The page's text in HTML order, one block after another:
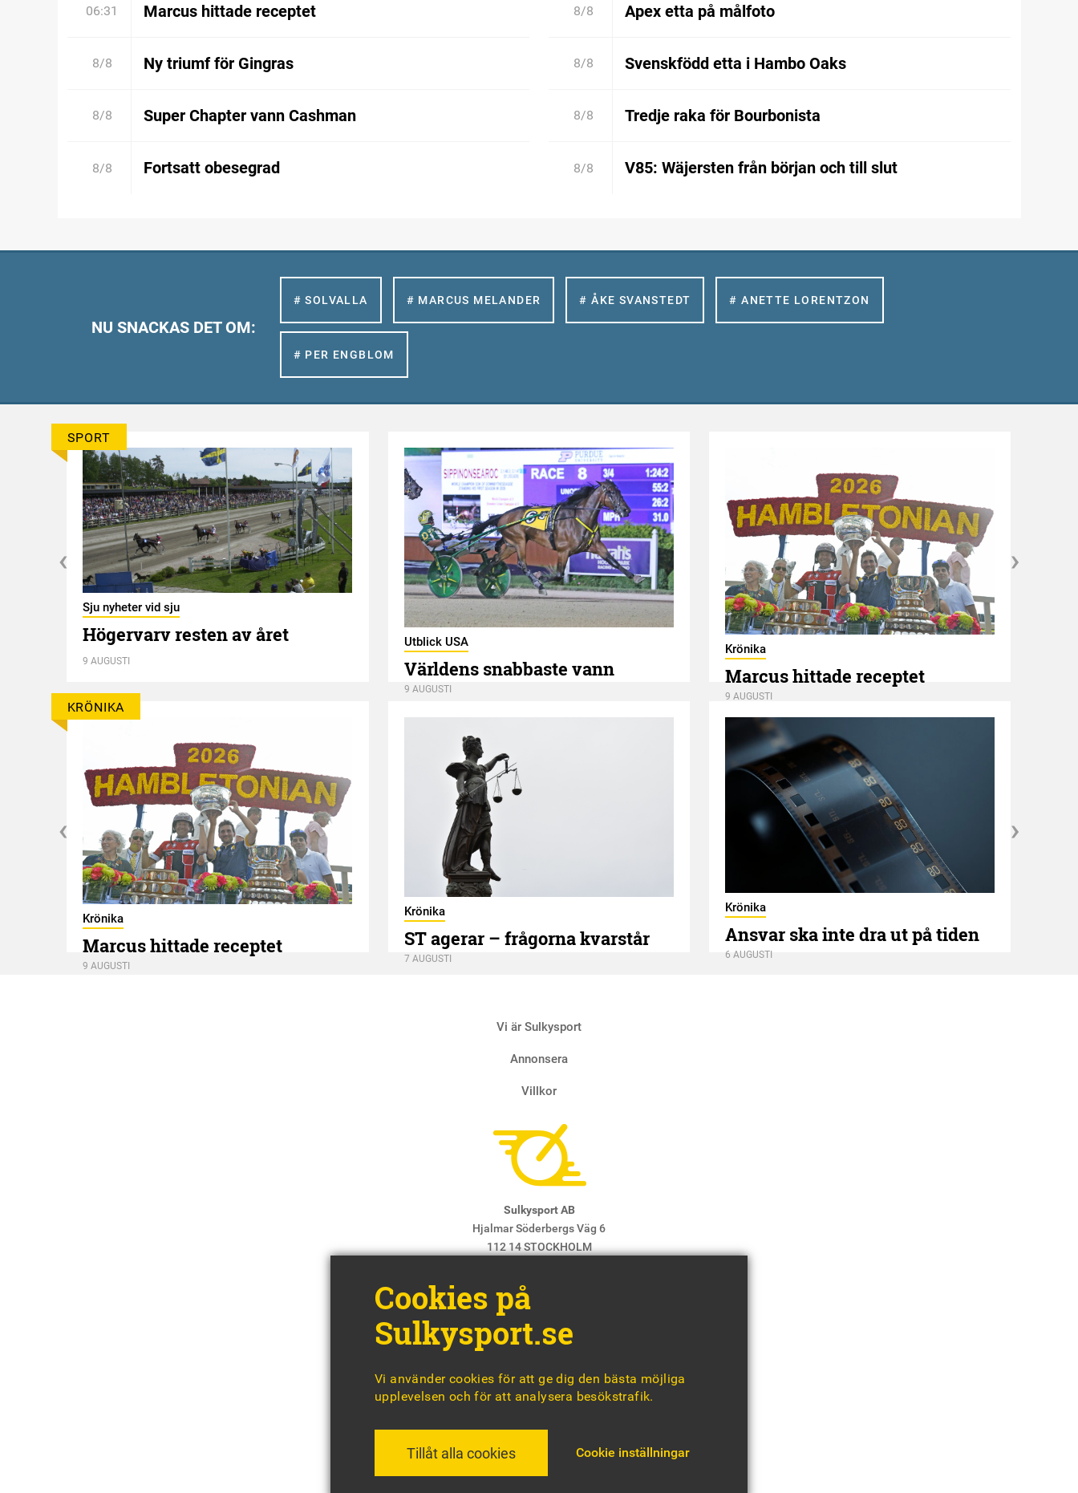
06:31 Marcus hittade receptet 8/8 Apex etta på målfoto
8/8 Ny triumf för Gingras 8/8 Svenskfödd etta i Hambo Oaks
8/8 Super Chapter vann Cashman 8/8 Tredje raka för Bourbonista
8/8 Fortsatt obesegrad 8/8 V85: Wäjersten från början och till slut
NU SNACKAS DET OM:
# SOLVALLA # MARCUS MELANDER # ÅKE SVANSTEDT # ANETTE LORENTZON
# PER ENGBLOM
SPORT
Sju nyheter vid sju
Högervarv resten av året
9 AUGUSTI
Utblick USA
Världens snabbaste vann
9 AUGUSTI
Krönika
Marcus hittade receptet
9 AUGUSTI
KRÖNIKA
Krönika
Marcus hittade receptet
9 AUGUSTI
Krönika
ST agerar – frågorna kvarstår
7 AUGUSTI
Krönika
Ansvar ska inte dra ut på tiden
6 AUGUSTI
Vi är Sulkysport
Annonsera
Villkor
Sulkysport AB
Hjalmar Söderbergs Väg 6
112 14 STOCKHOLM
Chefredaktör & ansvarig utgivare:
Cookies på
Sulkysport.se
Vi använder cookies för att ge dig den bästa möjliga
upplevelsen och för att analysera besökstrafik.
Tillåt alla cookies Cookie inställningar